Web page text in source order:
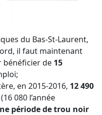
du Bas-St-Laurent,
il faut maintenant
bénéficier de 15
en 2015-2016, 12 490
(16 080 l’année
période de trou noir